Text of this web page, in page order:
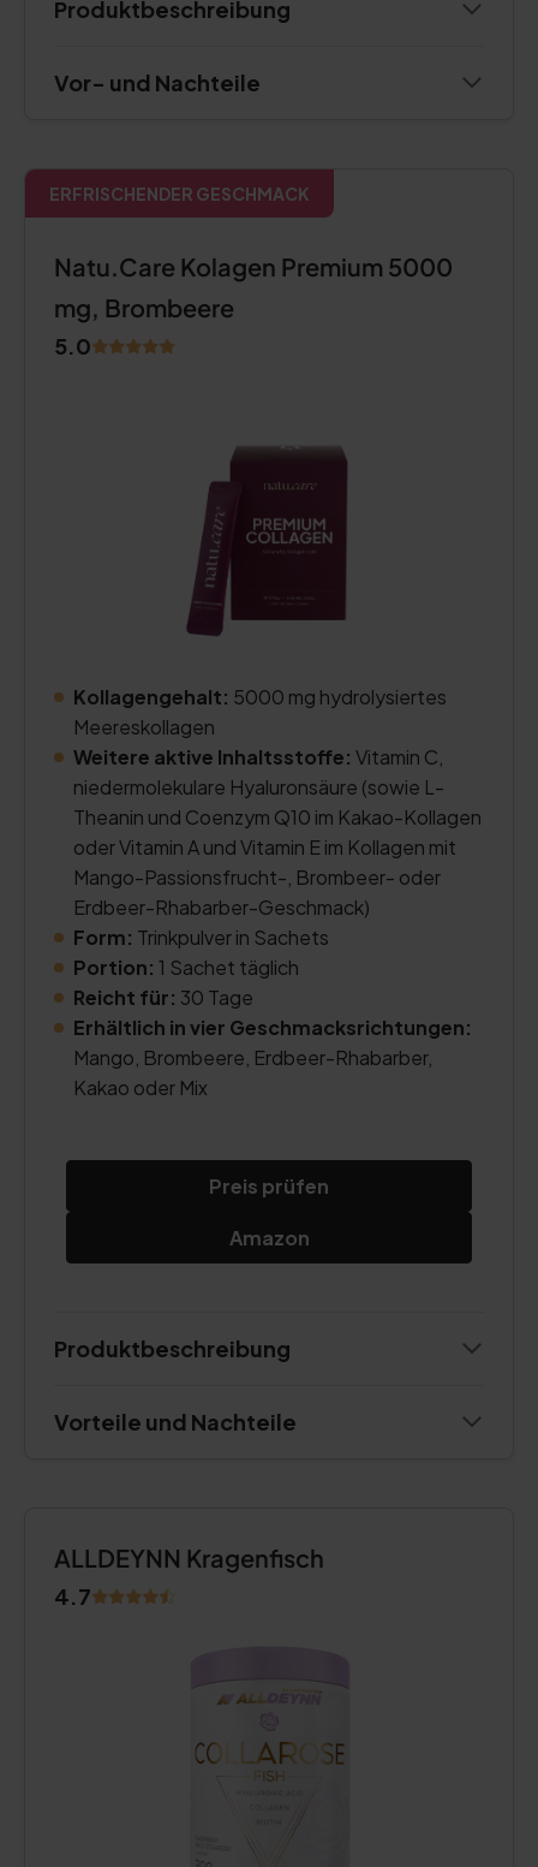
Produktbeschreibung
Vor- und Nachteile
ERFRISCHENDER GESCHMACK
Natu.Care Kolagen Premium 5000
mg, Brombeere
5.0
Kollagengehalt: 5000 mg hydrolysiertes
Meereskollagen
Weitere aktive Inhaltsstoffe: Vitamin C,
niedermolekulare Hyaluronsäure (sowie L-
Theanin und Coenzym Q10 im Kakao-Kollagen
oder Vitamin A und Vitamin E im Kollagen mit
Mango-Passionsfrucht-, Brombeer- oder
Erdbeer-Rhabarber-Geschmack)
Form: Trinkpulver in Sachets
Portion: 1 Sachet täglich
Reicht für: 30 Tage
Erhältlich in vier Geschmacksrichtungen:
Mango, Brombeere, Erdbeer-Rhabarber,
Kakao oder Mix
Preis prüfen
Amazon
Produktbeschreibung
Vorteile und Nachteile
ALLDEYNN Kragenfisch
4.7